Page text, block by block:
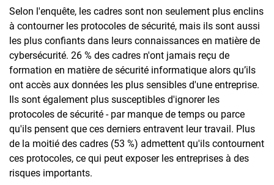
Selon l'enquête, les cadres sont non seulement plus enclins
à contourner les protocoles de sécurité, mais ils sont aussi
les plus confiants dans leurs connaissances en matière de
cybersécurité. 26 % des cadres n'ont jamais reçu de
formation en matière de sécurité informatique alors qu’ils
ont accès aux données les plus sensibles d'une entreprise.
Ils sont également plus susceptibles d'ignorer les
protocoles de sécurité - par manque de temps ou parce
qu'ils pensent que ces derniers entravent leur travail. Plus
de la moitié des cadres (53 %) admettent qu'ils contournent
ces protocoles, ce qui peut exposer les entreprises à des
risques importants.